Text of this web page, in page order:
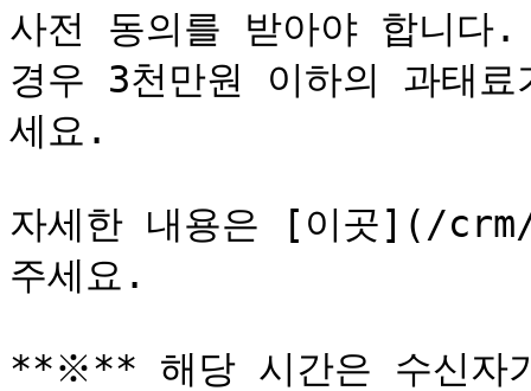
사전 동의를 받아야 합니다
경우 3천만원 이하의 과태
세요.
자세한 내용은 [이곳](/
주세요.
**※** 해당 시간은 수신자